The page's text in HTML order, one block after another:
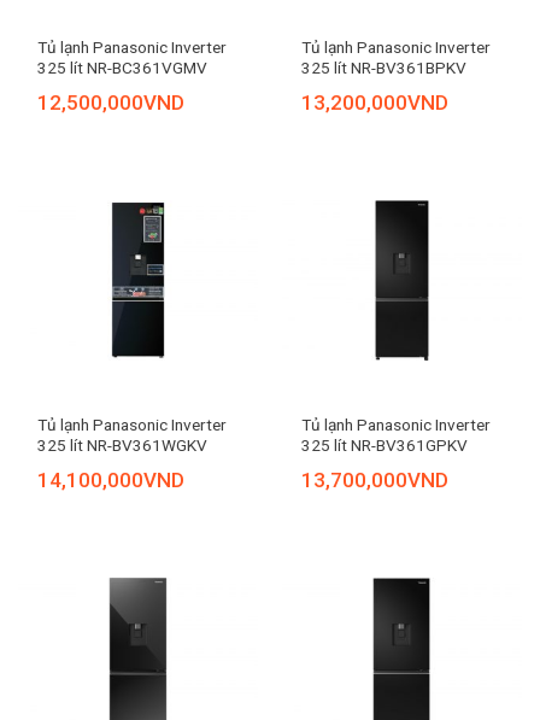
Tủ lạnh Panasonic Inverter
325 lít NR-BC361VGMV
12,500,000VND
Tủ lạnh Panasonic Inverter
325 lít NR-BV361BPKV
13,200,000VND
Tủ lạnh Panasonic Inverter
325 lít NR-BV361WGKV
14,100,000VND
Tủ lạnh Panasonic Inverter
325 lít NR-BV361GPKV
13,700,000VND